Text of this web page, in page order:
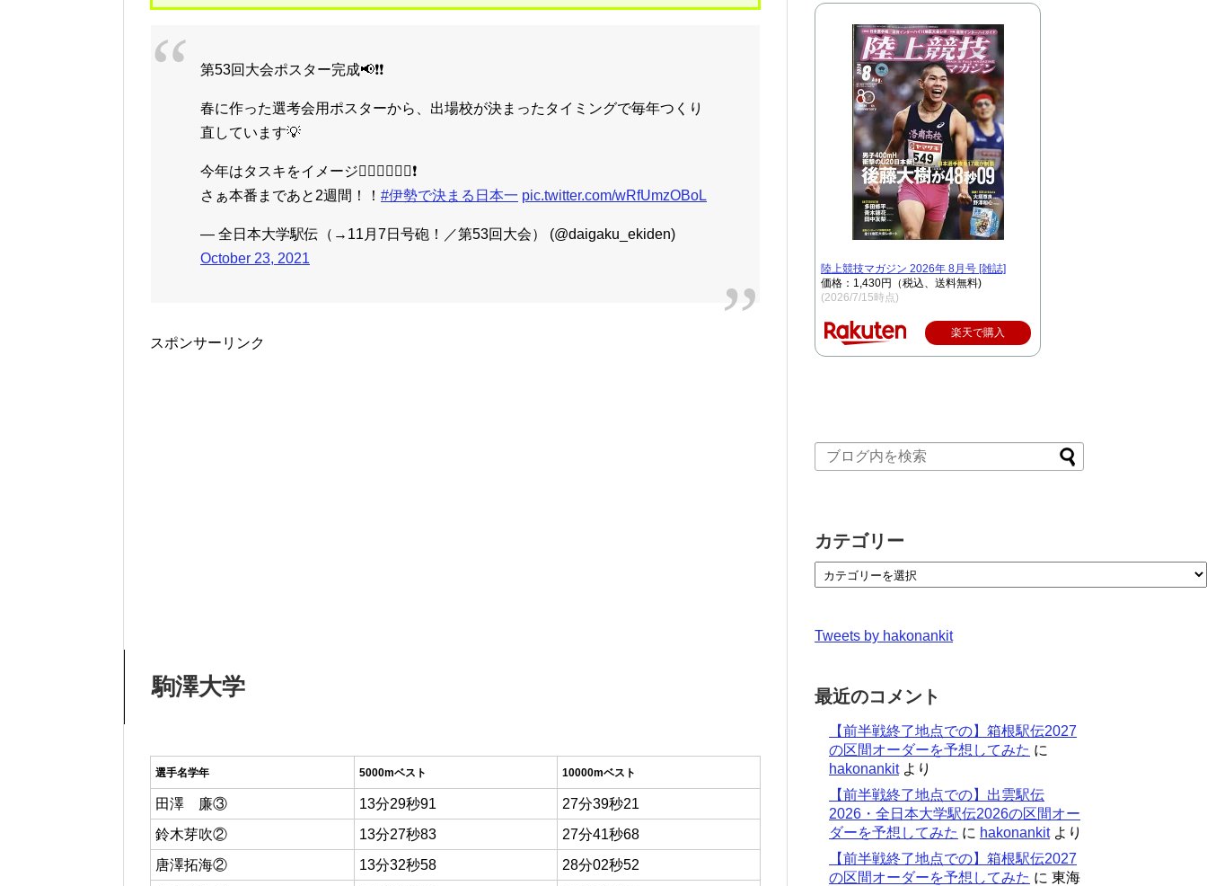
第53回大会ポスター完成📢❗️❗️
春に作った選考会用ポスターから、出場校が決まったタイミングで毎年つくり
直しています💡
今年はタスキをイメージ🏃‍♂️🏃‍♂️🏃‍♂️❗️
さぁ本番まであと2週間！！ #伊勢で決まる日本一 pic.twitter.com/wRfUmzOBoL
— 全日本大学駅伝（→11月7日号砲！／第53回大会） (@daigaku_ekiden)
October 23, 2021
スポンサーリンク
駒澤大学
選手名学年 5000mベスト 10000mベスト
田澤 廉③ 13分29秒91
27分39秒21
鈴木芽吹②
13分27秒83
27分41秒68
唐澤拓海②
13分32秒58
28分02秒52
陸上競技マガジン 2026年 8月号 [雑誌]
価格：1,430円（税込、送料無料)
(2026/7/15時点)
楽天で購入
カテゴリー
Tweets by hakonankit
最近のコメント
【前半戦終了地点での】箱根駅伝2027
の区間オーダーを予想してみた に
hakonankitより
【前半戦終了地点での】出雲駅伝
2026・全日本大学駅伝2026の区間オー
ダーを予想してみた に hakonankitより
【前半戦終了地点での】箱根駅伝2027
の区間オーダーを予想してみた に 東海